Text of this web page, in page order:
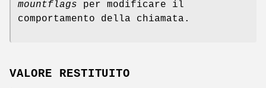
mountflags per modificare il
comportamento della chiamata.
VALORE RESTITUITO